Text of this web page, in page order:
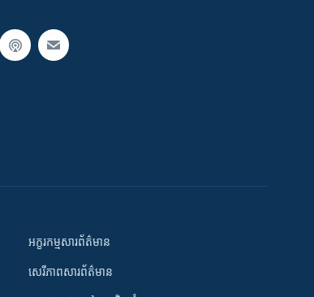
អក្ខរកម្មសារព័ត៌មាន
សេរីភាពសារព័ត៌មាន